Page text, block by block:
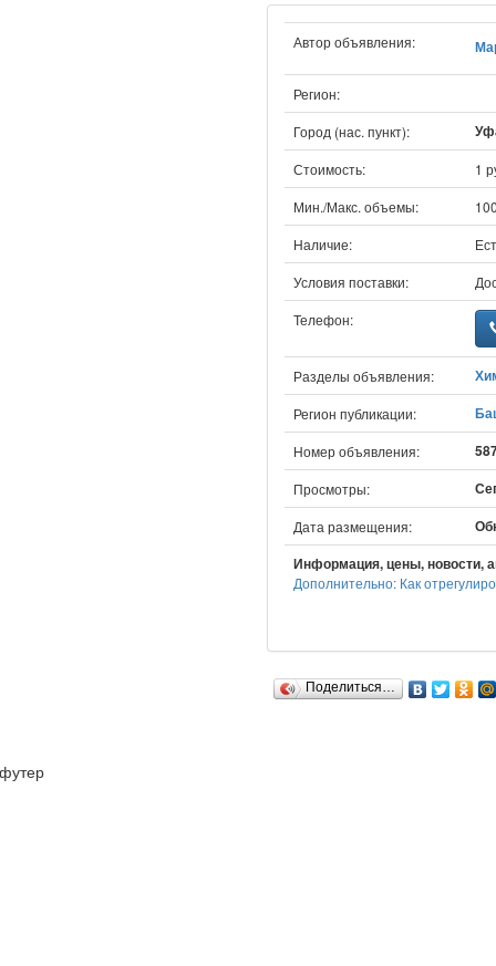
Автор объявления:
Регион:
Город (нас. пункт):
Стоимость:
1
Мин./Макс. объемы:
Наличие:
Условия поставки:
Телефон:
Разделы объявления:
Регион публикации:
Номер объявления:
Просмотры:
Дата размещения:
Информация, цены, новости,
Дополнительно: Как
Поделиться…
футер